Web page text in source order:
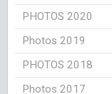
PHOTOS 2020
Photos 2019
PHOTOS 2018
Photos 2017